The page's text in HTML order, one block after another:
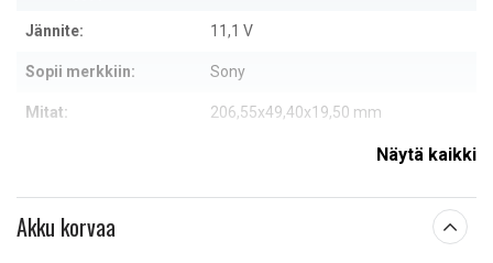
Jännite: 11,1 V
Sopii merkkiin: Sony
Mitat: 206,55x49,40x19,50 mm
Näytä kaikki
Akku korvaa